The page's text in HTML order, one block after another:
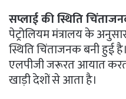
सप्लाई की स्थिति
पेट्रोलियम मंत्रालय के
स्थिति चिंताजनक बनी हुई
एलपीजी जरूरत आयात
खाड़ी देशों से आता है।